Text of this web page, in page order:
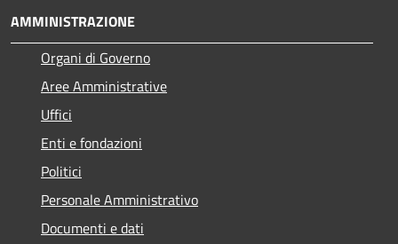
AMMINISTRAZIONE
Organi di Governo
Aree Amministrative
Uffici
Enti e fondazioni
Politici
Personale Amministrativo
Documenti e dati